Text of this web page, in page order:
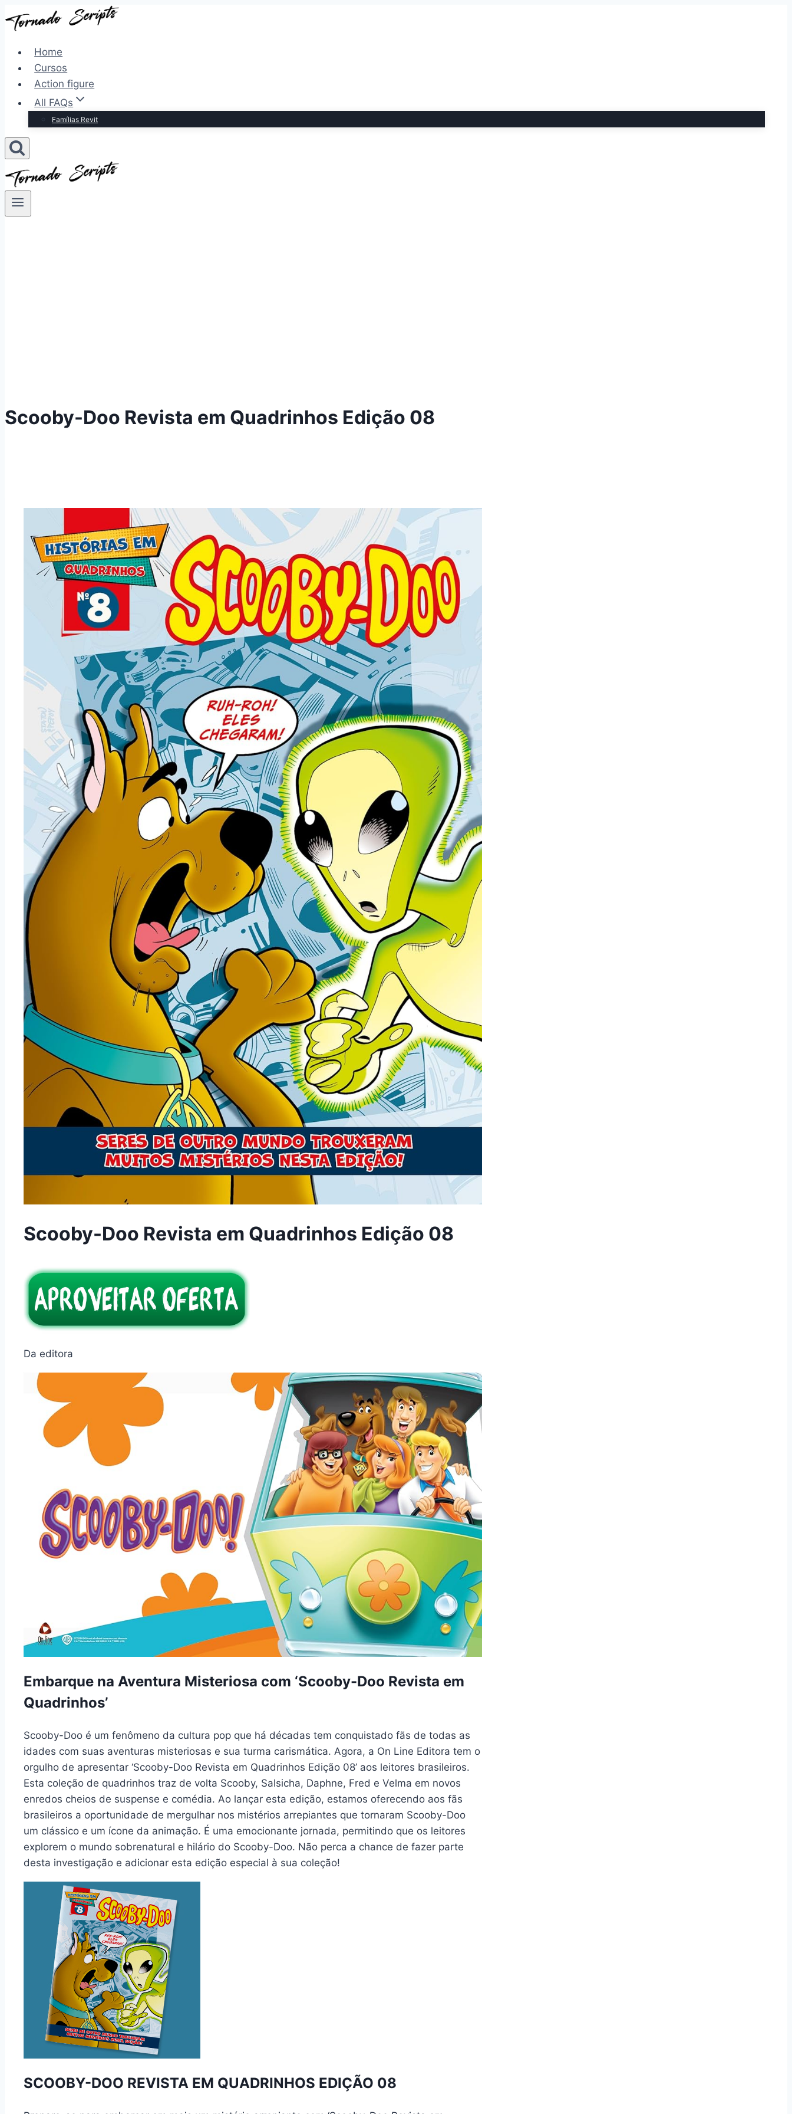
Pular
para
Conteúdo
Home
Cursos
Action figure
All FAQs
Famílias Revit
Scooby-Doo Revista em Quadrinhos Edição 08
Scooby-Doo Revista em Quadrinhos Edição 08
Da editora
Embarque na Aventura Misteriosa com ‘Scooby-Doo Revista em
Quadrinhos’
Scooby-Doo é um fenômeno da cultura pop que há décadas tem conquistado fãs de todas as
idades com suas aventuras misteriosas e sua turma carismática. Agora, a On Line Editora tem o
orgulho de apresentar ‘Scooby-Doo Revista em Quadrinhos Edição 08’ aos leitores brasileiros.
Esta coleção de quadrinhos traz de volta Scooby, Salsicha, Daphne, Fred e Velma em novos
enredos cheios de suspense e comédia. Ao lançar esta edição, estamos oferecendo aos fãs
brasileiros a oportunidade de mergulhar nos mistérios arrepiantes que tornaram Scooby-Doo
um clássico e um ícone da animação. É uma emocionante jornada, permitindo que os leitores
explorem o mundo sobrenatural e hilário do Scooby-Doo. Não perca a chance de fazer parte
desta investigação e adicionar esta edição especial à sua coleção!
SCOOBY-DOO REVISTA EM QUADRINHOS EDIÇÃO 08